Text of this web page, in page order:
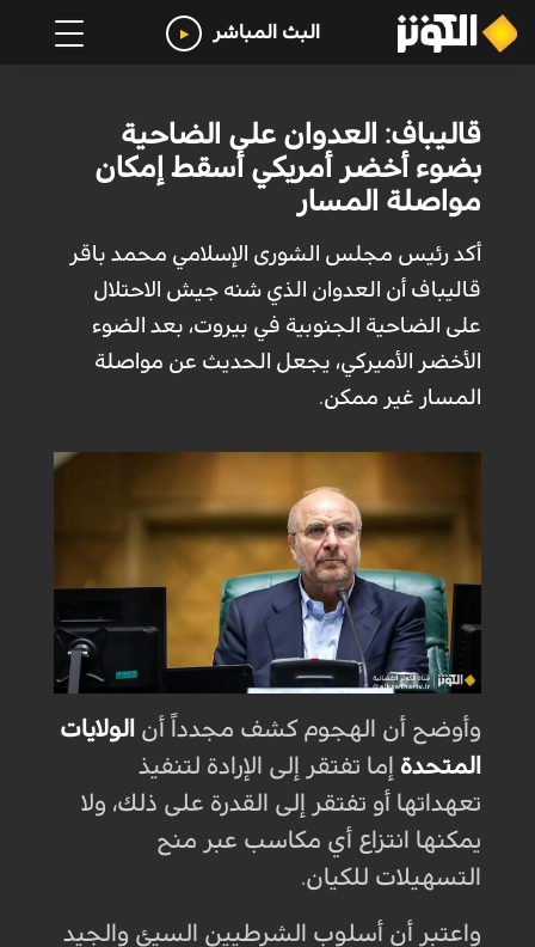
البث المباشر
قاليباف: العدوان على الضاحية
بضوء أخضر أمريكي أسقط إمكان
مواصلة المسار
أكد رئيس مجلس الشورى الإسلامي محمد باقر
قالیباف أن العدوان الذي شنه جيش الاحتلال
على الضاحية الجنوبية في بيروت، بعد الضوء
الأخضر الأميركي، يجعل الحديث عن مواصلة
المسار غير ممكن.
وأوضح أن الهجوم كشف مجدداً أن الولايات
المتحدة إما تفتقر إلى الإرادة لتنفيذ
تعهداتها أو تفتقر إلى القدرة على ذلك، ولا
يمكنها انتزاع أي مكاسب عبر منح
التسهيلات للكيان.
واعتبر أن أسلوب الشرطيين السيئ والجيد